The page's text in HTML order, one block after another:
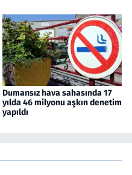
Dumansız hava sahasında 17
yılda 46 milyonu aşkın denetim
yapıldı